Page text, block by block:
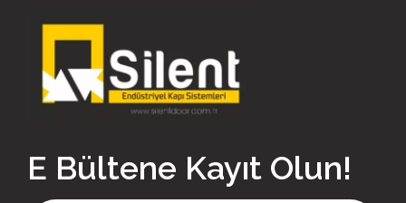
E Bültene Kayıt Olun!